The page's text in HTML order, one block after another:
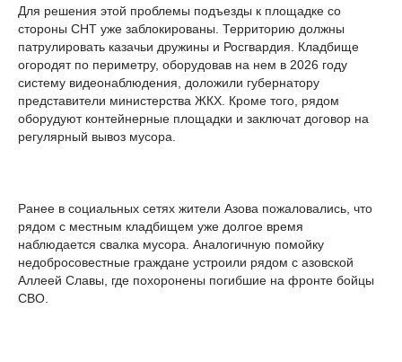
Для решения этой проблемы подъезды к площадке со
стороны СНТ уже заблокированы. Территорию должны
патрулировать казачьи дружины и Росгвардия. Кладбище
огородят по периметру, оборудовав на нем в 2026 году
систему видеонаблюдения, доложили губернатору
представители министерства ЖКХ. Кроме того, рядом
оборудуют контейнерные площадки и заключат договор на
регулярный вывоз мусора.
Ранее в социальных сетях жители Азова пожаловались, что
рядом с местным кладбищем уже долгое время
наблюдается свалка мусора. Аналогичную помойку
недобросовестные граждане устроили рядом с азовской
Аллеей Славы, где похоронены погибшие на фронте бойцы
СВО.